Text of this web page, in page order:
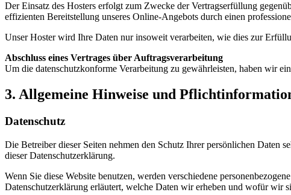
Der Einsatz des Hosters erfolgt zum Zwecke der Vertragserfüllung
effizienten Bereitstellung unseres Online-Angebots durch einen
Unser Hoster wird Ihre Daten nur insoweit verarbeiten, wie dies zur
Abschluss eines Vertrages über Auftragsverarbeitung
Um die datenschutzkonforme Verarbeitung zu gewährleisten, haben wir
3. Allgemeine Hinweise und
Datenschutz
Die Betreiber dieser Seiten nehmen den Schutz Ihrer persönlichen Daten
dieser Datenschutzerklärung.
Wenn Sie diese Website benutzen, werden verschiedene
Datenschutzerklärung erläutert, welche Daten wir erheben und wofür wir